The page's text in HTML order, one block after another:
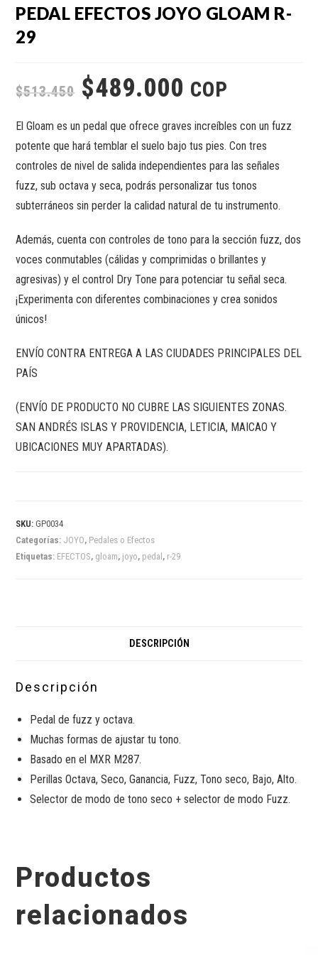
PEDAL EFECTOS JOYO GLOAM R-
29
$513.450 $489.000 COP
El Gloam es un pedal que ofrece graves increíbles con un fuzz
potente que hará temblar el suelo bajo tus pies. Con tres
controles de nivel de salida independientes para las señales
fuzz, sub octava y seca, podrás personalizar tus tonos
subterráneos sin perder la calidad natural de tu instrumento.
Además, cuenta con controles de tono para la sección fuzz, dos
voces conmutables (cálidas y comprimidas o brillantes y
agresivas) y el control Dry Tone para potenciar tu señal seca.
¡Experimenta con diferentes combinaciones y crea sonidos
únicos!
ENVÍO CONTRA ENTREGA A LAS CIUDADES PRINCIPALES DEL
PAÍS
(ENVÍO DE PRODUCTO NO CUBRE LAS SIGUIENTES ZONAS.
SAN ANDRÉS ISLAS Y PROVIDENCIA, LETICIA, MAICAO Y
UBICACIONES MUY APARTADAS).
SKU:GP0034
Categorías: JOYO, Pedales o Efectos
Etiquetas: EFECTOS, gloam, joyo, pedal, r-29
DESCRIPCIÓN
Descripción
Pedal de fuzz y octava.
Muchas formas de ajustar tu tono.
Basado en el MXR M287.
Perillas Octava, Seco, Ganancia, Fuzz, Tono seco, Bajo, Alto.
Selector de modo de tono seco + selector de modo Fuzz.
Productos
relacionados